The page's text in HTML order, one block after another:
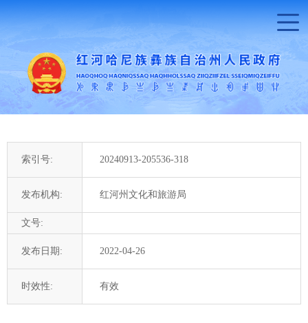
索引号: 20240913-205536-318
发布机构: 红河州文化和旅游局
文号:
发布日期: 2022-04-26
时效性: 有效